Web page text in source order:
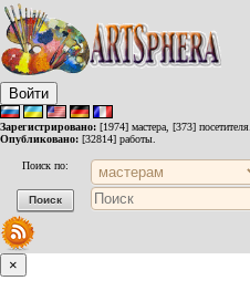
Войти
Зарегистрировано: [1974] мастера, [373] посетителя.
Опубликовано: [32814] работы.
Поиск по:
×